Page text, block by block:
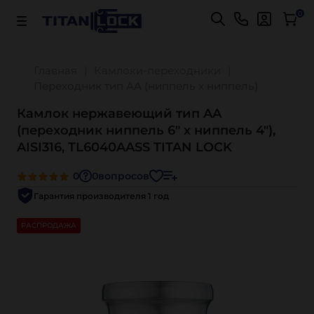
Важно! Для оплаты заказов Подробнее 0
Камлок нержавеющий тип AA
(переходник ниппель 6" х ниппель 4"),
AISI316, TL6040AASS TITAN LOCK
0 0вопросов
Гарантия производителя 1 год
РАСПРОДАЖА